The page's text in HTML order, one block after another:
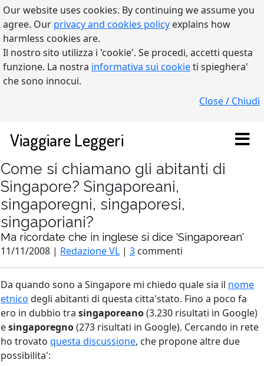
Our website uses cookies. By continuing we assume you
agree. Our privacy and cookies policy explains how
harmless cookies are.
Il nostro sito utilizza i 'cookie'. Se procedi, accetti questa
funzione. La nostra informativa sui cookieti spieghera'
che sono innocui.
Close / Chiudi
Viaggiare Leggeri
Come si chiamano gli abitanti di
Singapore? Singaporeani,
singaporegni, singaporesi,
singaporiani?
Ma ricordate che in inglese si dice 'Singaporean'
11/11/2008 | Redazione VL | 3 commenti
Da quando sono a Singapore mi chiedo quale sia il nome
etnico degli abitanti di questa citta'stato. Fino a poco fa
ero in dubbio tra singaporeano(3.230 risultati in Google)
esingaporegno(273 risultati in Google). Cercando in rete
ho trovato questa discussione, che propone altre due
possibilita':